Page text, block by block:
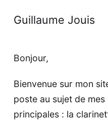
Guillaume Jouis
Bonjour,
Bienvenue sur mon
poste au sujet de
principales : la